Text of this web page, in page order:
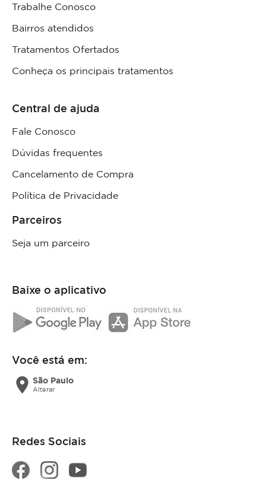
Trabalhe Conosco
Bairros atendidos
Tratamentos Ofertados
Conheça os principais tratamentos
Central de ajuda
Fale Conosco
Dúvidas frequentes
Cancelamento de Compra
Política de Privacidade
Parceiros
Seja um parceiro
Baixe o aplicativo
Você está em:
location_on São Paulo
Alterar
Redes Sociais